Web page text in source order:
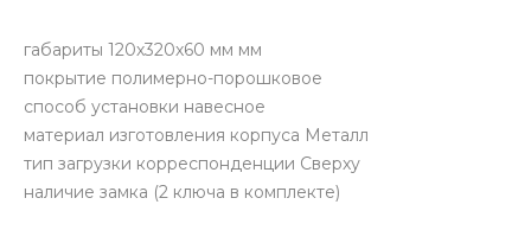
габариты 120х320х60 мм мм
покрытие полимерно-порошковое
способ установки навесное
материал изготовления корпуса Металл
тип загрузки корреспонденции Сверху
наличие замка (2 ключа в комплекте)